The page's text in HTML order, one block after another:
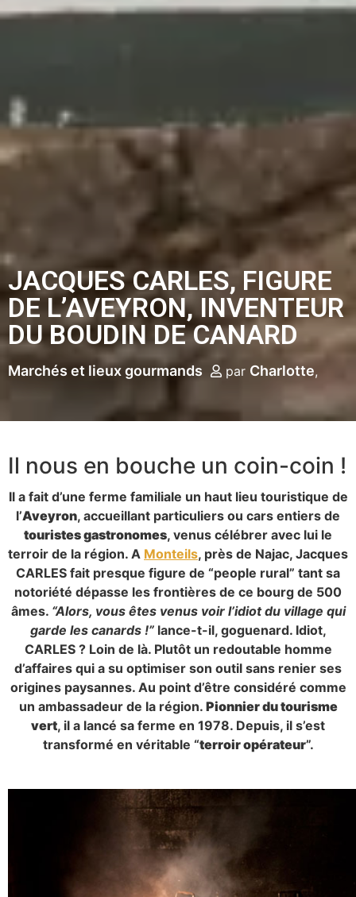
JACQUES CARLES, FIGURE
DE L’AVEYRON, INVENTEUR
DU BOUDIN DE CANARD
Marchés et lieux gourmands par Charlotte
Il nous en bouche un coin-coin !
Il a fait d’une ferme familiale un haut lieu touristique de
l’Aveyron, accueillant particuliers ou cars entiers de
touristes gastronomes, venus célébrer avec lui le
terroir de la région. A Monteils, près de Najac, Jacques
CARLES fait presque figure de “people rural” tant sa
notoriété dépasse les frontières de ce bourg de 500
âmes. “Alors, vous êtes venus voir l’idiot du village qui
garde les canards !”lance-t-il, goguenard. Idiot,
CARLES ? Loin de là. Plutôt un redoutable homme
d’affaires qui a su optimiser son outil sans renier ses
origines paysannes. Au point d’être considéré comme
un ambassadeur de la région. Pionnier du tourisme
vert, il a lancé sa ferme en 1978. Depuis, il s’est
transformé en véritable “terroir opérateur”.